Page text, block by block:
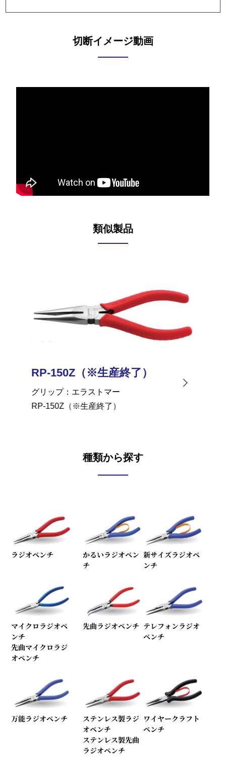
切断イメージ動画
類似製品
RP-150Z（※生産終了）
グリップ
エラストマー
RP-150Z（※生産終了）
種類から探す
ラジオペンチ
かるいラジオペン
チ
新サイズラジオペ
ンチ
マイクロラジオペ
ンチ
先曲マイクロラジ
オペンチ
先曲ラジオペンチ テレフォンラジオ
ペンチ
万能ラジオペンチ
ステンレス製ラジ
オペンチ
ステンレス製先曲
ラジオペンチ
ワイヤークラフト
ペンチ